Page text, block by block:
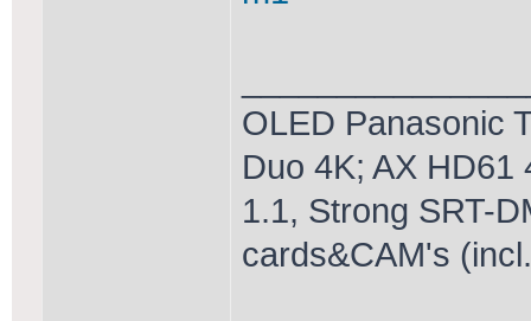
OLED Panasonic
Duo 4K; AX HD61
1.1, Strong SRT-
cards&CAM's